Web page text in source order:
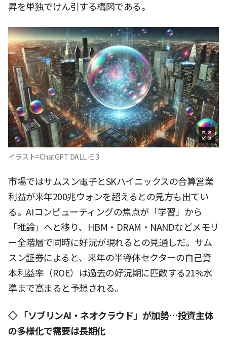
昇を単独でけん引する構図である。
イラスト=ChatGPT DALL·E 3
市場ではサムスン電子とSKハイニックスの合算営業
利益が来年200兆ウォンを超えるとの見方も出てい
る。AIコンピューティングの焦点が「学習」から
「推論」へと移り、HBM・DRAM・NANDなどメモリ
ー全階層で同時に好況が現れるとの見通しだ。サム
スン証券によると、来年の半導体セクターの自己資
本利益率（ROE）は過去の好況期に匹敵する21%水
準まで高まると予想される。
◇ 「ソブリンAI・ネオクラウド」が加勢…投資主体
の多様化で需要は長期化